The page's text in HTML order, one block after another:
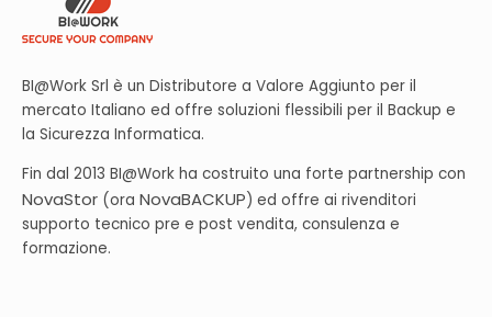
Diventa rivenditore
Login Rivenditori
BI@Work Srl è un Distributore a Valore Aggiunto per il
mercato Italiano ed offre soluzioni flessibili per il Backup e
la Sicurezza Informatica.
Fin dal 2013 BI@Work ha costruito una forte partnership con
NovaStor (ora NovaBACKUP) ed offre ai rivenditori
supporto tecnico pre e post vendita, consulenza e
formazione.